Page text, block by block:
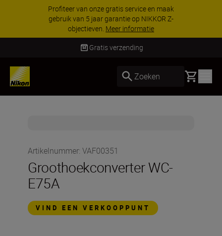
Profiteer van onze gratis service en maak
gebruik van 5 jaar garantie op NIKKOR Z-
objectieven. Meer informatie
Gratis verzending
Zoeken Basket
Artikelnummer: VAF00351
Groothoekconverter WC-
E75A
VIND EEN VERKOOPPUNT